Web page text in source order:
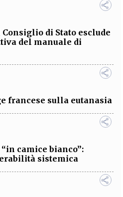
di Stato esclude
del manuale di
francese sulla eutanasia
camice bianco”:
sistemica